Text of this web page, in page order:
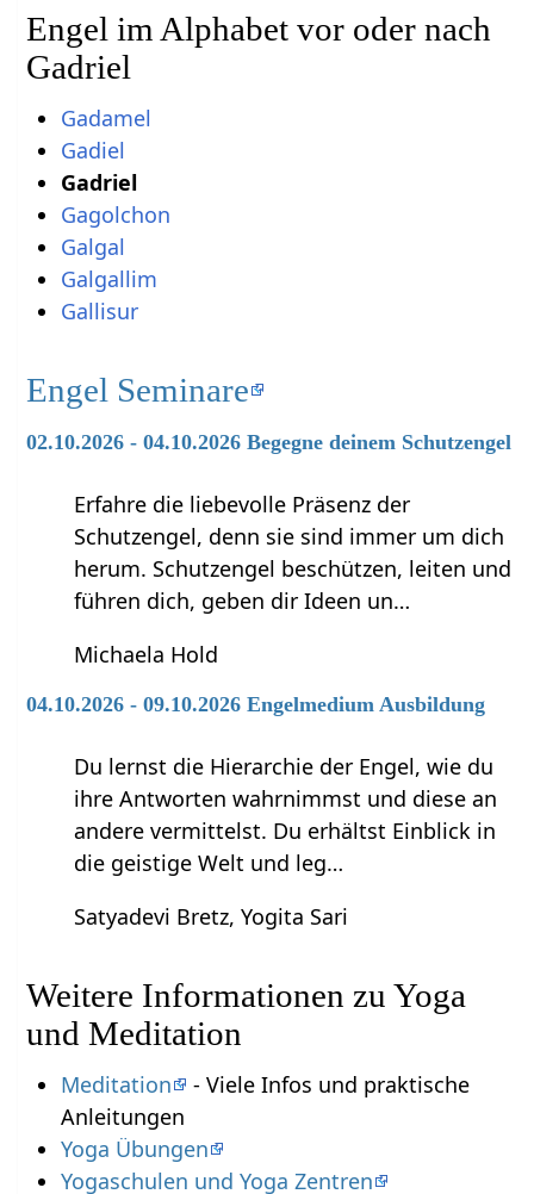
Engel im Alphabet vor oder nach
Gadriel
Gadamel
Gadiel
Gadriel
Gagolchon
Galgal
Galgallim
Gallisur
Engel Seminare
02.10.2026 - 04.10.2026 Begegne deinem Schutzengel
Erfahre die liebevolle Präsenz der
Schutzengel, denn sie sind immer um dich
herum. Schutzengel beschützen, leiten und
führen dich, geben dir Ideen un…
Michaela Hold
04.10.2026 - 09.10.2026 Engelmedium Ausbildung
Du lernst die Hierarchie der Engel, wie du
ihre Antworten wahrnimmst und diese an
andere vermittelst. Du erhältst Einblick in
die geistige Welt und leg…
Satyadevi Bretz, Yogita Sari
Weitere Informationen zu Yoga
und Meditation
Meditation
- Viele Infos und praktische
Anleitungen
Yoga Übungen
Yogaschulen und Yoga Zentren